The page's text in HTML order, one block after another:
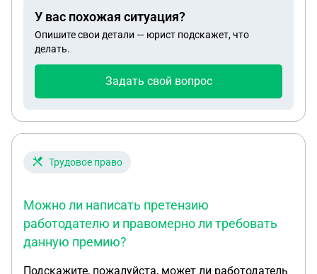
У вас похожая ситуация?
Опишите свои детали — юрист подскажет, что
делать.
Задать свой вопрос
Трудовое право
Можно ли написать претензию
работодателю и правомерно ли требовать
данную премию?
Подскажите, пожалуйста, может ли работодатель